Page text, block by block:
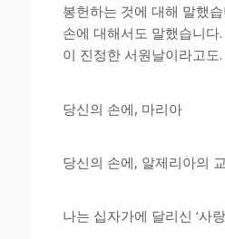
봉헌하는 것에 대해 말했
손에 대해서도 말했습니다
이 진정한 서원날이라고도.
당신의 손에, 마리아
당신의 손에, 알제리아의
나는 십자가에 달리신 ‘사